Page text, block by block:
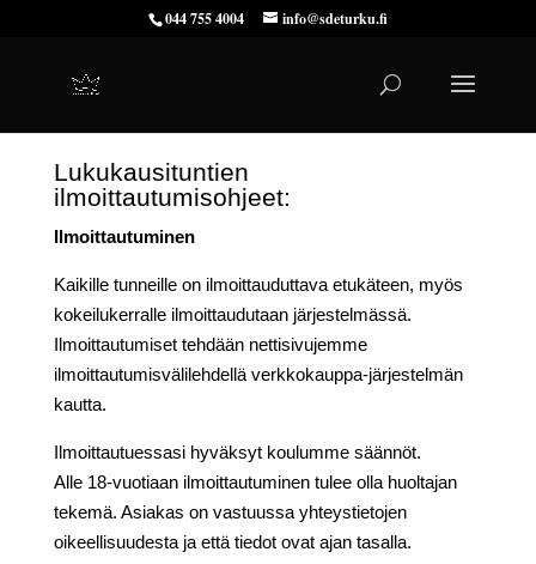
044 755 4004 info@sdeturku.fi
Lukukausituntien
ilmoittautumisohjeet:
Ilmoittautuminen
Kaikille tunneille on ilmoittauduttava etukäteen, myös
kokeilukerralle ilmoittaudutaan järjestelmässä.
Ilmoittautumiset tehdään nettisivujemme
ilmoittautumisvälilehdellä verkkokauppa-järjestelmän
kautta.
Ilmoittautuessasi hyväksyt koulumme säännöt.
Alle 18-vuotiaan ilmoittautuminen tulee olla huoltajan
tekemä. Asiakas on vastuussa yhteystietojen
oikeellisuudesta ja että tiedot ovat ajan tasalla.